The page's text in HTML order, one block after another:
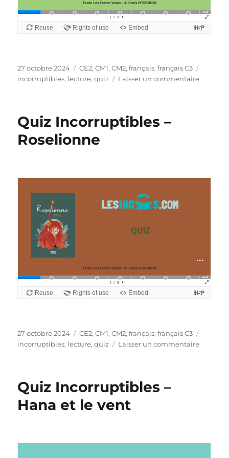
Publié
le
27 octobre 2024 Catégories
CE2,CM1,CM2,français,français C3
incorruptibles, lecture,quiz Laisser un commentairesur
Quiz Incorruptibles –
Roselionne
Publié
le
27 octobre 2024 Catégories
CE2,CM1,CM2,français,français C3
incorruptibles, lecture,quiz Laisser un commentairesur
Quiz Incorruptibles –
Hana et le vent